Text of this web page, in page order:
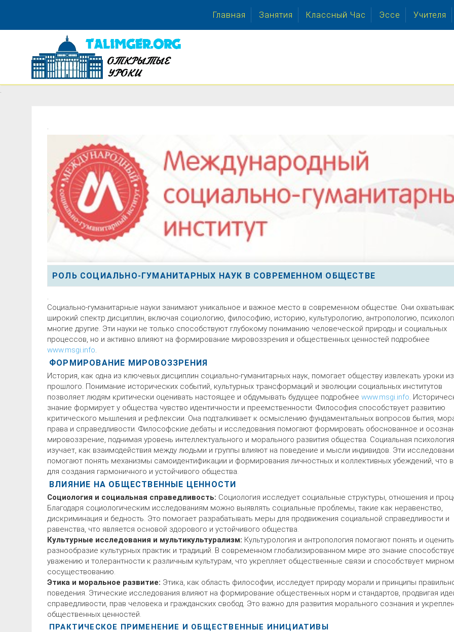
Главная Занятия Классный Час Эссе Учителя
.
.
РОЛЬ СОЦИАЛЬНО-ГУМАНИТАРНЫХ НАУК В СОВРЕМЕННОМ ОБЩЕСТВЕ
.
Социально-гуманитарные науки занимают уникальное и важное место в современном обществе. Они
широкий спектр дисциплин, включая социологию, философию, историю, культурологию, антропологию,
многие другие. Эти науки не только способствуют глубокому пониманию человеческой природы и социальных
процессов, но и активно влияют на формирование мировоззрения и общественных ценностей подробнее
www.msgi.info.
ФОРМИРОВАНИЕ МИРОВОЗЗРЕНИЯ
История, как одна из ключевых дисциплин социально-гуманитарных наук, помогает обществу извлекать уроки из
прошлого. Понимание исторических событий, культурных трансформаций и эволюции социальных институтов
позволяет людям критически оценивать настоящее и обдумывать будущее подробнее www.msgi.info.
знание формирует у общества чувство идентичности и преемственности. Философия способствует развитию
критического мышления и рефлексии. Она подталкивает к осмыслению фундаментальных вопросов бытия,
права и справедливости. Философские дебаты и исследования помогают формировать обоснованное и
мировоззрение, поднимая уровень интеллектуального и морального развития общества. Социальная психология
изучает, как взаимодействия между людьми и группы влияют на поведение и мысли индивидов. Эти
помогают понять механизмы самоидентификации и формирования личностных и коллективных убеждений, что
для создания гармоничного и устойчивого общества.
ВЛИЯНИЕ НА ОБЩЕСТВЕННЫЕ ЦЕННОСТИ
Социология и социальная справедливость: Социология исследует социальные структуры, отношения и
Благодаря социологическим исследованиям можно выявлять социальные проблемы, такие как неравенство,
дискриминация и бедность. Это помогает разрабатывать меры для продвижения социальной справедливости и
равенства, что является основой здорового и устойчивого общества.
Культурные исследования и мультикультурализм: Культурология и антропология помогают понять и оценить
разнообразие культурных практик и традиций. В современном глобализированном мире это знание
уважению и толерантности к различным культурам, что укрепляет общественные связи и способствует
сосуществованию.
Этика и моральное развитие: Этика, как область философии, исследует природу морали и принципы
поведения. Этические исследования влияют на формирование общественных норм и стандартов, продвигая
справедливости, прав человека и гражданских свобод. Это важно для развития морального сознания и
общественных ценностей.
ПРАКТИЧЕСКОЕ ПРИМЕНЕНИЕ И ОБЩЕСТВЕННЫЕ ИНИЦИАТИВЫ
.